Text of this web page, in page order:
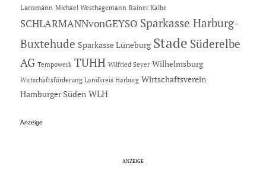
Lansmann Michael Westhagemann Rainer Kalbe
SCHLARMANNvonGEYSO Sparkasse Harburg-
Buxtehude Sparkasse Lüneburg Stade Süderelbe
AG Tempowerk TUHH Wilfried Seyer Wilhelmsburg
Wirtschaftsförderung Landkreis Harburg Wirtschaftsverein
Hamburger Süden WLH
Anzeige